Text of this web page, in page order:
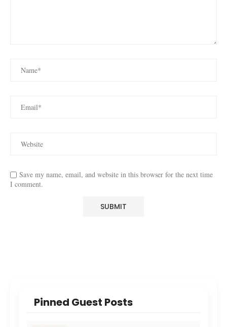
Save my name, email, and website in this browser for the next time
I comment.
Pinned Guest Posts